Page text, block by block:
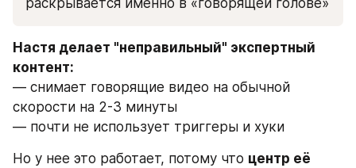
Настя делает "неправильный" экспертный
контент:
— снимает говорящие видео на обычной
скорости на 2-3 минуты
— почти не использует триггеры и хуки
Но у нее это работает, потому что центр её